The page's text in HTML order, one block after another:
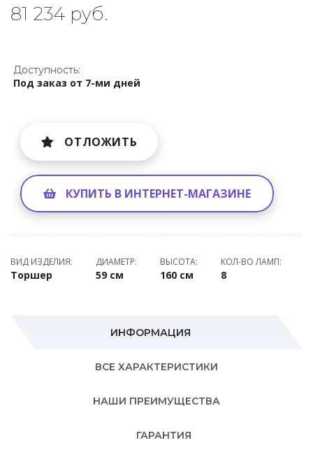
81 234 руб.
Доступность:
Под заказ от 7-ми дней
ОТЛОЖИТЬ
КУПИТЬ В ИНТЕРНЕТ-МАГАЗИНЕ
ВИД ИЗДЕЛИЯ:
Торшер
ДИАМЕТР:
59 см
ВЫСОТА:
160 см
КОЛ-ВО ЛАМП:
8
ИНФОРМАЦИЯ
ВСЕ ХАРАКТЕРИСТИКИ
НАШИ ПРЕИМУЩЕСТВА
ГАРАНТИЯ